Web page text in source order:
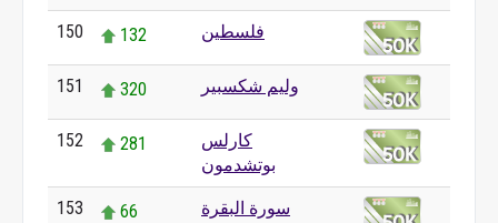
150 132 فلسطين
151 320 وليم شكسبير
152 281
كارلس
بوتشدمون
153 66 سورة البقرة